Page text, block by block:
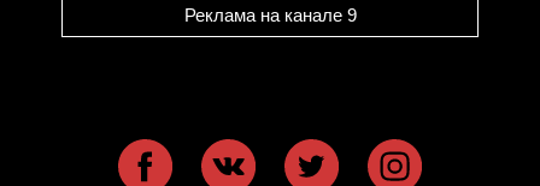
Реклама на канале 9